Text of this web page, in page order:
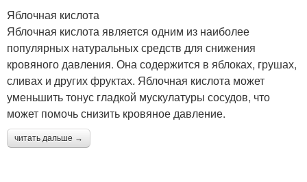
Яблочная кислота
Яблочная кислота является одним из наиболее
популярных натуральных средств для снижения
кровяного давления. Она содержится в яблоках, грушах,
сливах и других фруктах. Яблочная кислота может
уменьшить тонус гладкой мускулатуры сосудов, что
может помочь снизить кровяное давление.
читать дальше →